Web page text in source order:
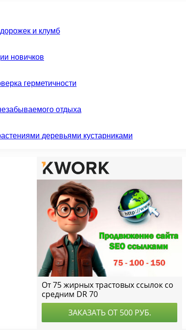
и клумб
новичков
герметичности
отдыха
деревьями кустарниками